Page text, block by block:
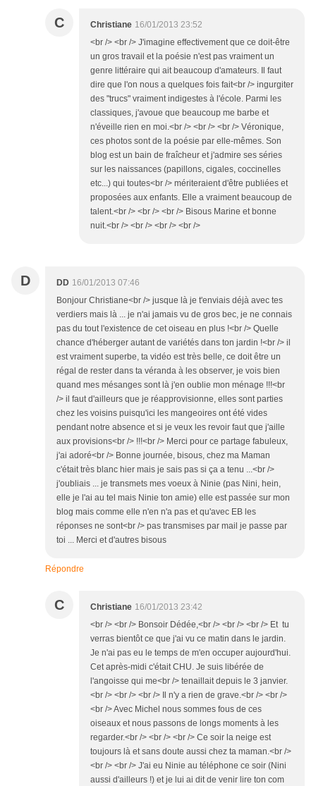
C Christiane 16/01/2013 23:52
<br /> <br /> J'imagine effectivement que ce doit-être
un gros travail et la poésie n'est pas vraiment un
genre littéraire qui ait beaucoup d'amateurs. Il faut
dire que l'on nous a quelques fois fait<br /> ingurgiter
des "trucs" vraiment indigestes à l'école. Parmi les
classiques, j'avoue que beaucoup me barbe et
n'éveille rien en moi.<br /> <br /> <br /> Véronique,
ces photos sont de la poésie par elle-mêmes. Son
blog est un bain de fraîcheur et j'admire ses séries
sur les naissances (papillons, cigales, coccinelles
etc...) qui toutes<br /> mériteraient d'être publiées et
proposées aux enfants. Elle a vraiment beaucoup de
talent.<br /> <br /> <br /> Bisous Marine et bonne
nuit.<br /> <br /> <br /> <br />
D DD 16/01/2013 07:46
Bonjour Christiane<br /> jusque là je t'enviais déjà avec tes
verdiers mais là ... je n'ai jamais vu de gros bec, je ne connais
pas du tout l'existence de cet oiseau en plus !<br /> Quelle
chance d'héberger autant de variétés dans ton jardin !<br /> il
est vraiment superbe, ta vidéo est très belle, ce doit être un
régal de rester dans ta véranda à les observer, je vois bien
quand mes mésanges sont là j'en oublie mon ménage !!!<br
/> il faut d'ailleurs que je réapprovisionne, elles sont parties
chez les voisins puisqu'ici les mangeoires ont été vides
pendant notre absence et si je veux les revoir faut que j'aille
aux provisions<br /> !!!<br /> Merci pour ce partage fabuleux,
j'ai adoré<br /> Bonne journée, bisous, chez ma Maman
c'était très blanc hier mais je sais pas si ça a tenu ...<br />
j'oubliais ... je transmets mes voeux à Ninie (pas Nini, hein,
elle je l'ai au tel mais Ninie ton amie) elle est passée sur mon
blog mais comme elle n'en n'a pas et qu'avec EB les
réponses ne sont<br /> pas transmises par mail je passe par
toi ... Merci et d'autres bisous
Répondre
C Christiane 16/01/2013 23:42
<br /> <br /> Bonsoir Dédée,<br /> <br /> <br /> Et tu
verras bientôt ce que j'ai vu ce matin dans le jardin.
Je n'ai pas eu le temps de m'en occuper aujourd'hui.
Cet après-midi c'était CHU. Je suis libérée de
l'angoisse qui me<br /> tenaillait depuis le 3 janvier.
<br /> <br /> <br /> Il n'y a rien de grave.<br /> <br />
<br /> Avec Michel nous sommes fous de ces
oiseaux et nous passons de longs moments à les
regarder.<br /> <br /> <br /> Ce soir la neige est
toujours là et sans doute aussi chez ta maman.<br />
<br /> <br /> J'ai eu Ninie au téléphone ce soir (Nini
aussi d'ailleurs !) et je lui ai dit de venir lire ton com